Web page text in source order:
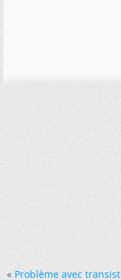
« Problème avec